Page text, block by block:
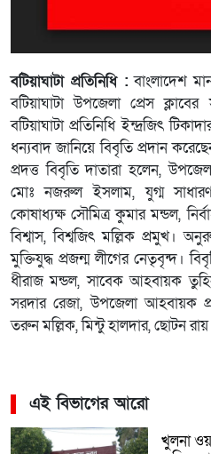
বটিয়াঘাটা প্রতিনিধি : বাংলাদেশ
বটিয়াঘাটা উপজেলা প্রেস
বটিয়াঘাটা প্রতিনিধি ইন্দ্রজিৎ
ধন্যবাদ জানিয়ে বিবৃতি প্রদান
প্রদত্ত বিবৃতি দাতারা হলেন,
মোঃ নজরুল ইসলাম, যুগ্ম
কোষাধ্যক্ষ সৌমিত্র কুমার মন্ডল,
বিশ্বাস, বিশ্বজিৎ মল্লিক প্রমুখ।
মুক্তিযুদ্ধ প্রজন্ম লীগের নেতৃবৃন্দ।
ধীরাজ মন্ডল, সাবেক আহবায়ক
সরদার রেজা, উপজেলা আহবায়ক
তরুন মল্লিক, মিন্টু হালদার, ছোটন রায়
এই বিভাগের আরো
খুলনা